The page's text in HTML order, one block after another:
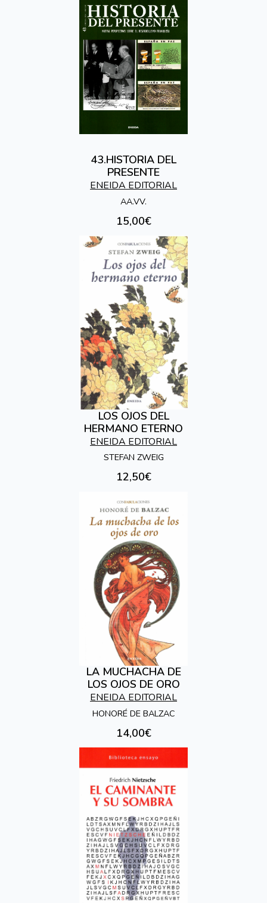
43.HISTORIA DEL
PRESENTE
ENEIDA EDITORIAL
AA.VV.
15,00€
LOS OJOS DEL
HERMANO ETERNO
ENEIDA EDITORIAL
STEFAN ZWEIG
12,50€
LA MUCHACHA DE
LOS OJOS DE ORO
ENEIDA EDITORIAL
HONORÉ DE BALZAC
14,00€